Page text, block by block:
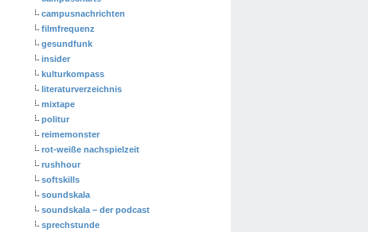
campusnachrichten
filmfrequenz
gesundfunk
insider
kulturkompass
literaturverzeichnis
mixtape
politur
reimemonster
rot-weiße nachspielzeit
rushhour
softskills
soundskala
soundskala – der podcast
sprechstunde